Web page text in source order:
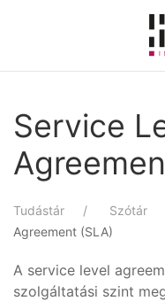
Skip to main
Service
Tudástár Szótár
Agreement (SLA)
A service level
szolgáltatási szint